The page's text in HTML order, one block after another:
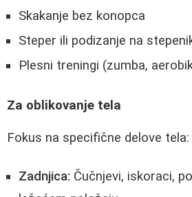
Skakanje bez konopca
Steper ili podizanje na
Plesni treningi (zumba,
Za oblikovanje tela
Fokus na specifične delove tela:
Zadnjica: Čučnjevi, iskoraci,